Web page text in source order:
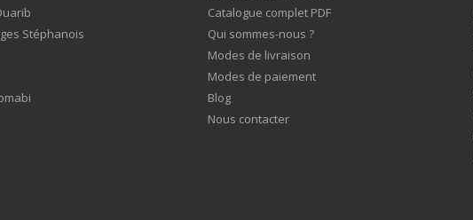
Stéphanois
Catalogue complet PDF
Qui sommes-nous ?
Modes de livraison
Modes de paiement
Blog
Nous contacter